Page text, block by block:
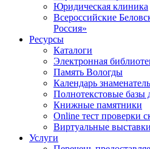
Юридическая клиника
Всероссийские
Россия»
Ресурсы
Каталоги
Электронная
Память Вологды
Календарь
Полнотекстовые базы
Книжные памятники
Online тест проверки
Виртуальные выставки
Услуги